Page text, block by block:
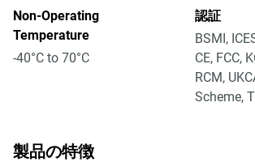
Non-Operating
Temperature
-40°C to 70°C
認証
BSMI,
CE, FCC,
RCM,
Scheme,
製品の特徴